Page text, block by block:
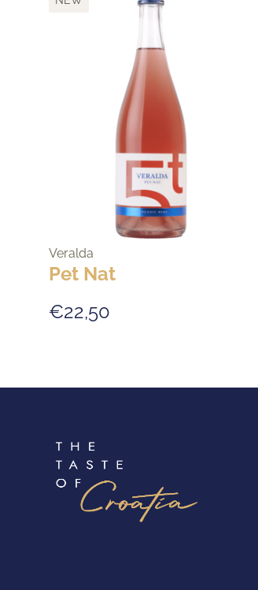
Veralda
Pet Nat
€22,50